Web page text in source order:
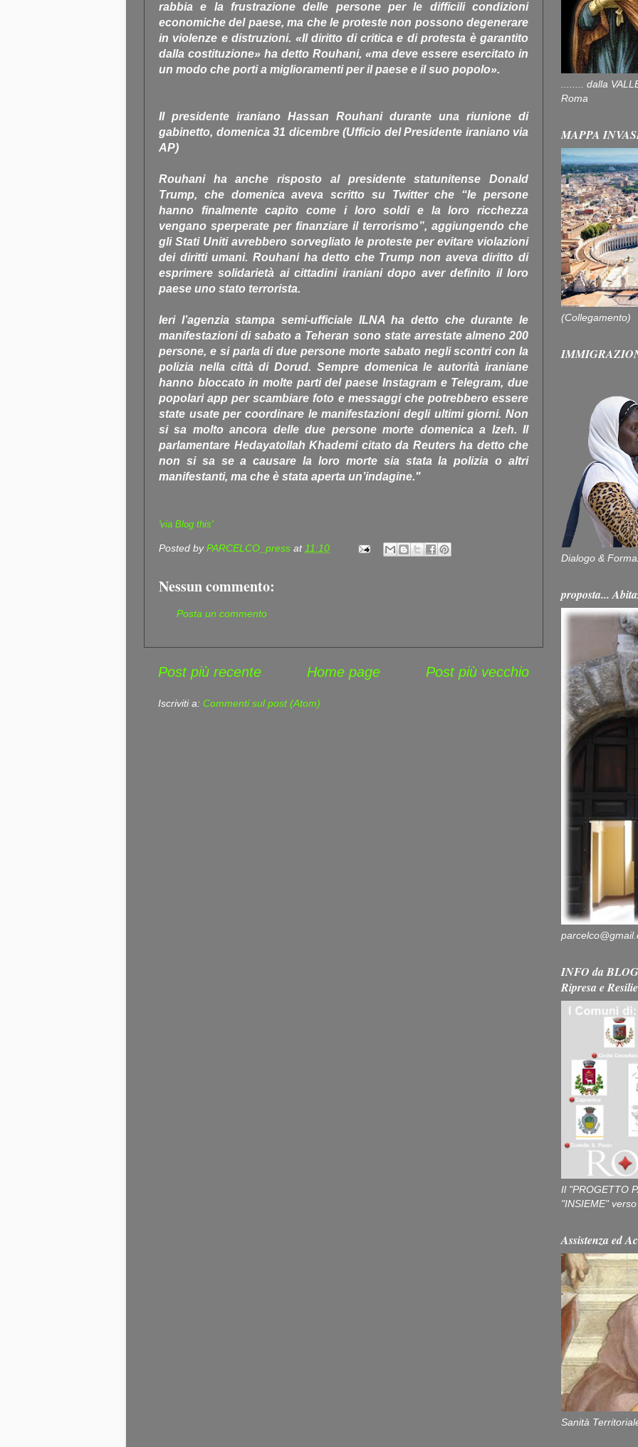
rabbia e la frustrazione delle persone per le difficili condizioni
economiche del paese, ma che le proteste non possono degenerare
in violenze e distruzioni. «Il diritto di critica e di protesta è garantito
dalla costituzione» ha detto Rouhani, «ma deve essere esercitato in
un modo che porti a miglioramenti per il paese e il suo popolo».
Il presidente iraniano Hassan Rouhani durante una riunione di
gabinetto, domenica 31 dicembre (Ufficio del Presidente iraniano via
AP)
Rouhani ha anche risposto al presidente statunitense Donald
Trump, che domenica aveva scritto su Twitter che “le persone
hanno finalmente capito come i loro soldi e la loro ricchezza
vengano sperperate per finanziare il terrorismo”, aggiungendo che
gli Stati Uniti avrebbero sorvegliato le proteste per evitare violazioni
dei diritti umani. Rouhani ha detto che Trump non aveva diritto di
esprimere solidarietà ai cittadini iraniani dopo aver definito il loro
paese uno stato terrorista.
Ieri l’agenzia stampa semi-ufficiale ILNA ha detto che durante le
manifestazioni di sabato a Teheran sono state arrestate almeno 200
persone, e si parla di due persone morte sabato negli scontri con la
polizia nella città di Dorud. Sempre domenica le autorità iraniane
hanno bloccato in molte parti del paese Instagram e Telegram, due
popolari app per scambiare foto e messaggi che potrebbero essere
state usate per coordinare le manifestazioni degli ultimi giorni. Non
si sa molto ancora delle due persone morte domenica a Izeh. Il
parlamentare Hedayatollah Khademi citato da Reuters ha detto che
non si sa se a causare la loro morte sia stata la polizia o altri
manifestanti, ma che è stata aperta un’indagine."
'via Blog this'
Posted byPARCELCO_press at11:10
Nessun commento:
Posta un commento
Post più recente Post più vecchio
Home page
Iscriviti a: Commenti sul post (Atom)
........ dalla
Roma
MAPPA
(Collegamento)
Dialogo &
proposta...
INFO da
Ripresa e
Il "PROGETTO
"INSIEME"
Assistenza ed
Sanità